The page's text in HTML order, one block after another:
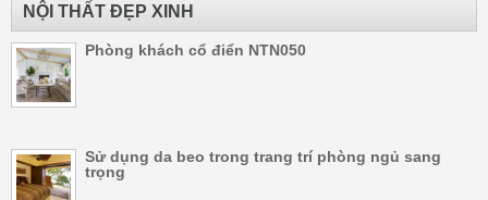
NỘI THẤT ĐẸP XINH
Phòng khách cổ điển NTN050
Sử dụng da beo trong trang trí phòng ngủ sang
trọng